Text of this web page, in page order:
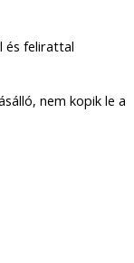
és felirattal
nem kopik le a